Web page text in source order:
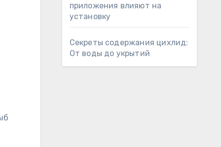
приложения влияют на
установку
Секреты содержания цихлид:
От воды до укрытий